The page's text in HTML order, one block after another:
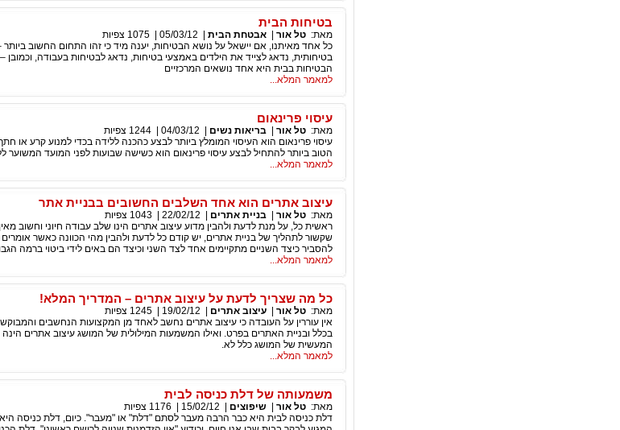
בטיחות הבית
מאת: טל אור אבטחת הבית 05/03/12
1075 צפיות
כל אחד מאיתנו, אם יישאל על נושא הבטיחות, יענה מיד כי זהו התחום החשוב ביותר
בטיחותית, נדאג לצייד את הילדים באמצעי בטיחות, נדאג לבטיחות בעבודה, וכמובן
הבטיחות בבית היא אחד נושאים המרכזיים
למאמר המלא...
עיסוי פרינאום
מאת: טל אור בריאות נשים 04/03/12
1244 צפיות
עיסוי פרינאום הוא העיסוי המומלץ ביותר לבצע כהכנה ללידה בכדי למנוע קרע או
הטוב ביותר להתחיל לבצע עיסוי פרינאום הוא כשישה שבועות לפני המועד המשוער
למאמר המלא...
עיצוב אתרים הוא אחד השלבים החשובים בבניית אתר
מאת: טל אור בניית אתרים 22/02/12
1043 צפיות
ראשית כל, על מנת לדעת ולהבין מדוע עיצוב אתרים הינו שלב עבודה חיוני וחשוב
שקשור לתהליך של בניית אתרים, יש קודם כל לדעת ולהבין מהי הכוונה כאשר אומרים
להסביר כיצד השניים מתקיימים אחד לצד השני וכיצד הם באים לידי ביטוי ברמה
למאמר המלא...
כל מה שצריך לדעת על עיצוב אתרים – המדריך המלא!
מאת: טל אור עיצוב אתרים 19/02/12
1245 צפיות
אין עוררין על העובדה כי עיצוב אתרים נחשב לאחד מן המקצועות הנחשבים
בכלל ובניית האתרים בפרט. ואילו המשמעות המילולית של המושג עיצוב אתרים
המעשית של המושג כלל לא.
למאמר המלא...
משמעותה של דלת כניסה לבית
מאת: טל אור שיפוצים 15/02/12
1176 צפיות
דלת כניסה לבית היא כבר הרבה מעבר לסתם "דלת" או "מעבר". כיום, דלת כניסה